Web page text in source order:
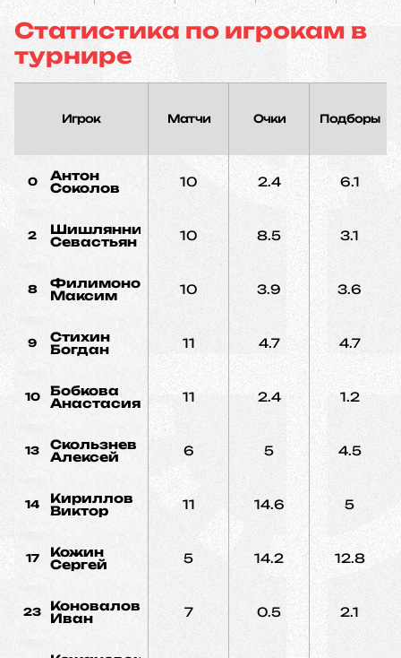
Статистика по игрокам в
турнире
Игрок Матчи Очки Подборы
0
Антон
Соколов
10 2.4 6.1
2
Шишлянников
Севастьян
10 8.5 3.1
8
Филимонов
Максим
10 3.9 3.6
9
Стихин
Богдан
11 4.7 4.7
10
Бобкова
Анастасия
11 2.4 1.2
13
Скользнев
Алексей
6 5 4.5
14
Кириллов
Виктор
11 14.6 5
17
Кожин
Сергей
5 14.2 12.8
23
Коновалов
Иван
7 0.5 2.1